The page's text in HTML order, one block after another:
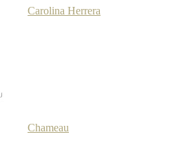
Carolina Herrera
Chameau